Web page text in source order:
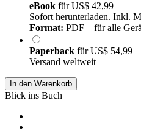
eBook fürUS$ 42,99
Sofort herunterladen. Inkl.
Format: PDF – für alle
Paperback fürUS$ 54,99
Versand weltweit
In den Warenkorb
Blick ins Buch